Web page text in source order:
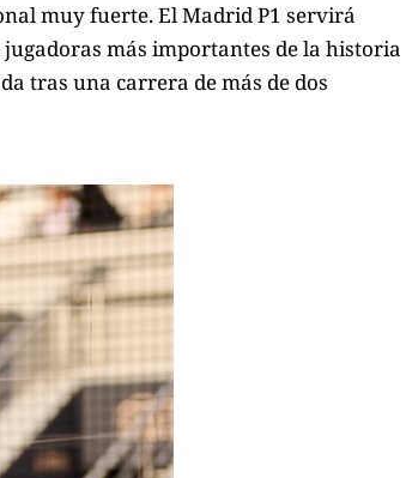
muy fuerte. El Madrid P1 servirá
jugadoras más importantes de la historia
tras una carrera de más de dos